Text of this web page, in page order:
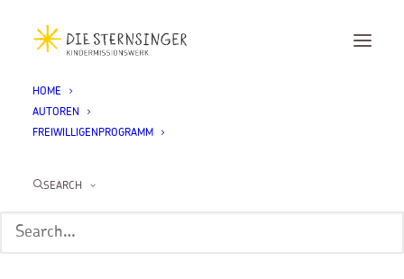
HOME
AUTOREN
FREIWILLIGENPROGRAMM
SEARCH